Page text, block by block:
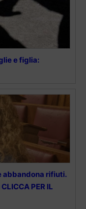
e figlia:
abbandona rifiuti.
PER IL